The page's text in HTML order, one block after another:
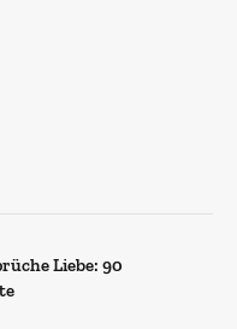
Liebe: 90